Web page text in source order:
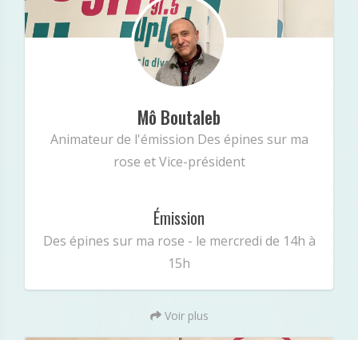
Mô Boutaleb
Animateur de l'émission Des épines sur ma
rose et Vice-président
Émission
Des épines sur ma rose - le mercredi de 14h à
15h
Voir plus
: Undefined index: intagram in
/var/www/vhosts/radiopluriel.fr/public_html/equipe.
php
on line
147